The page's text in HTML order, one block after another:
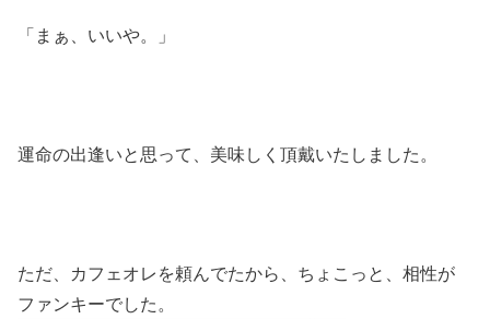
「まぁ、いいや。」
運命の出逢いと思って、美味しく頂戴いたしました。
ただ、カフェオレを頼んでたから、ちょこっと、相性が
ファンキーでした。